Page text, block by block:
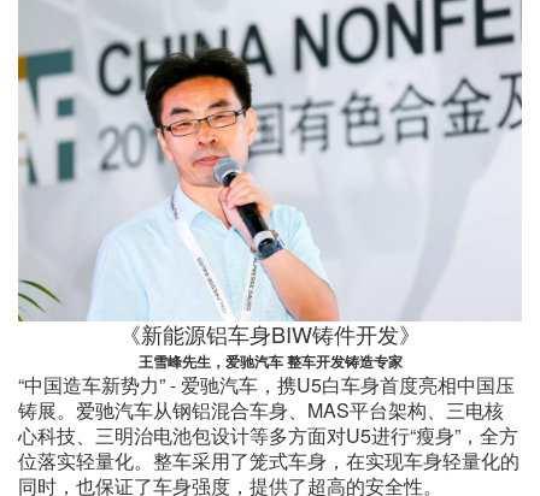
《新能源铝车身BIW铸件开发》
王雪峰先生，爱驰汽车 整车开发铸造专家
“中国造车新势力” - 爱驰汽车，携U5白车身首度亮相中国压
铸展。爱驰汽车从钢铝混合车身、MAS平台架构、三电核
心科技、三明治电池包设计等多方面对U5进行“瘦身”，全方
位落实轻量化。整车采用了笼式车身，在实现车身轻量化的
同时，也保证了车身强度，提供了超高的安全性。